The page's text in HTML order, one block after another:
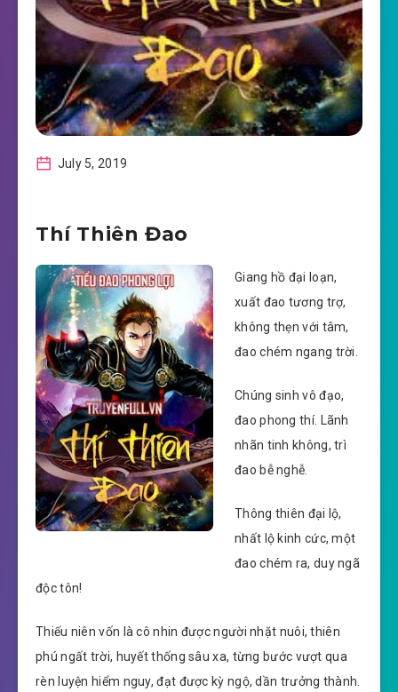
July 5, 2019
Thí Thiên Đao
Giang hồ đại loạn,
xuất đao tương trợ,
không thẹn với tâm,
đao chém ngang trời.
Chúng sinh vô đạo,
đao phong thí. Lãnh
nhãn tinh không, trì
đao bễ nghễ.
Thông thiên đại lộ,
nhất lộ kinh cức, một
đao chém ra, duy ngã
độc tôn!
Thiếu niên vốn là cô nhin được người nhặt nuôi, thiên
phú ngất trời, huyết thống sâu xa, từng bước vượt qua
rèn luyện hiểm nguy, đạt được kỳ ngộ, dần trưởng thành.